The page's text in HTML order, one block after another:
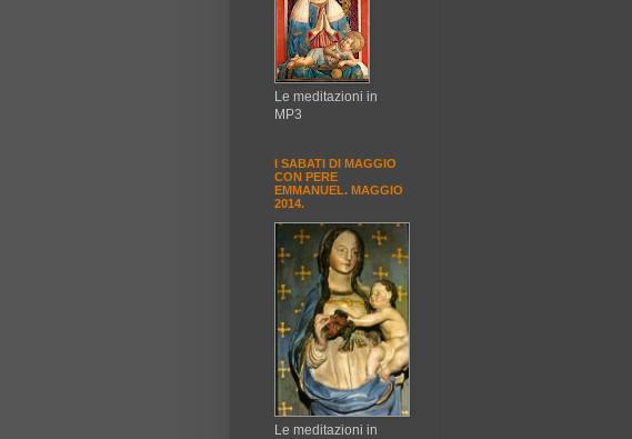
Le meditazioni in
MP3
I SABATI DI MAGGIO
CON PERE
EMMANUEL. MAGGIO
2014.
Le meditazioni in